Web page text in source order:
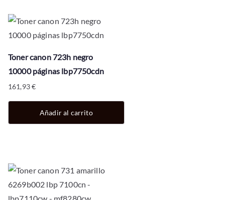
Toner canon 723h negro
10000 páginas lbp7750cdn
161,93€
Añadir al carrito